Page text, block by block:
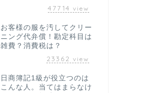
47714 view
お客様の服を汚してクリー
ニング代弁償！勘定科目は
雑費？消費税は？
23362 view
日商簿記1級が役立つのは
こんな人。当てはまらなけ